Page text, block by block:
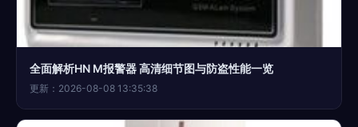
全面解析HN M报警器 高清细节图与防盗性能一览
更新：2026-08-08 13:35:38